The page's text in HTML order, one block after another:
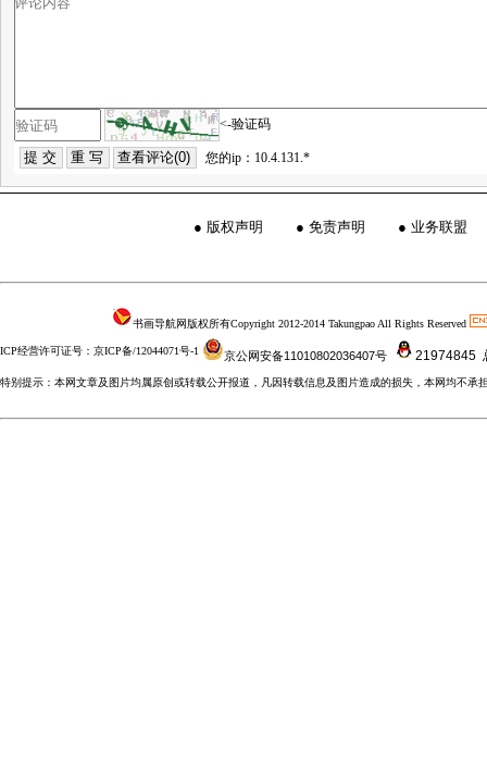
<-验证码
您的ip：10.4.131.*
● 版权声明 ● 免责声明 ● 业务联盟
书画导航网版权所有Copyright 2012-2014 Takungpao All Rights Reserved
ICP经营许可证号：京ICP备/12044071号-1 京公网安备11010802036407号 21974845
特别提示：本网文章及图片均属原创或转载公开报道，凡因转载信息及图片造成的损失，本网均不